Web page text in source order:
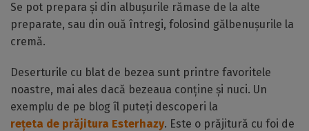
Se pot prepara și din albușurile rămase de la alte
preparate, sau din ouă întregi, folosind gălbenușurile la
cremă.
Deserturile cu blat de bezea sunt printre favoritele
noastre, mai ales dacă bezeaua conține și nuci. Un
exemplu de pe blog îl puteți descoperi la
rețeta de prăjitura Esterhazy. Este o prăjitură cu foi de